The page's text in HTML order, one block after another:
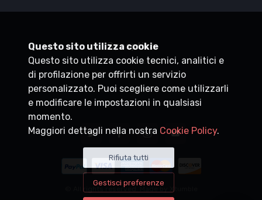
Synaptica
P.IVA 05830520960
+39 0200704272
customercare@synaptica.info
© All rights reserved. Made by
Questo sito utilizza cookie
Questo sito utilizza cookie tecnici, analitici e
di profilazione per offrirti un servizio
personalizzato. Puoi scegliere come utilizzarli
e modificare le impostazioni in qualsiasi
momento.
Maggiori dettagli nella nostra Cookie Policy.
Rifiuta tutti
Gestisci preferenze